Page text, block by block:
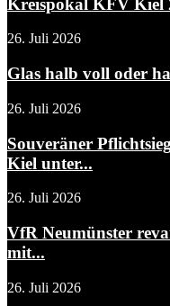
Kreispokal KFV Kiel
26. Juli 2026
Glas halb voll oder
26. Juli 2026
Souveräner
Kiel unter...
26. Juli 2026
VfR Neumünster
mit...
26. Juli 2026